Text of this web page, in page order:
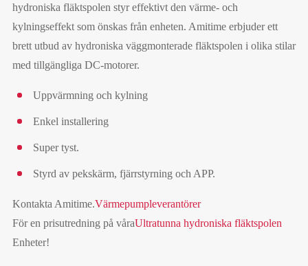
hydroniska fläktspolen styr effektivt den värme- och
kylningseffekt som önskas från enheten. Amitime erbjuder ett
brett utbud av hydroniska väggmonterade fläktspolen i olika stilar
med tillgängliga DC-motorer.
Uppvärmning och kylning
Enkel installering
Super tyst.
Styrd av pekskärm, fjärrstyrning och APP.
Kontakta Amitime.Värmepumpleverantörer
För en prisutredning på våraUltratunna hydroniska fläktspolen
Enheter!